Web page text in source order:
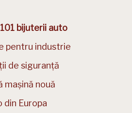
bijuterii auto
pentru industrie
de siguranță
mașină nouă
din Europa